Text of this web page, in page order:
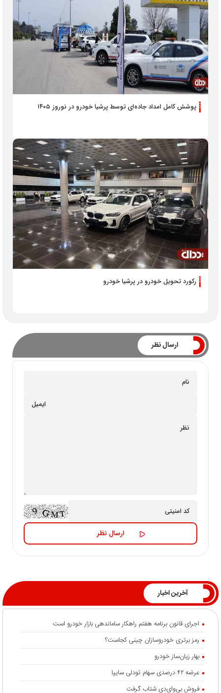
پوشش کامل امداد جاده‌ای توسط پرشیا خودرو در نوروز ۱۴۰۵
رکورد تحویل خودرو در پرشیا خودرو
ارسال نظر
آخرین اخبار
اجرای قانون برنامه هفتم راهکار ساماندهی بازار خودرو است
رمز برتری خودروسازان چینی کجاست؟
بهار زیان‌ساز خودرو
عرضه ۴۲ درصدی سهام تودلی سایپا
فروش بی‌وای‌دی شتاب گرفت